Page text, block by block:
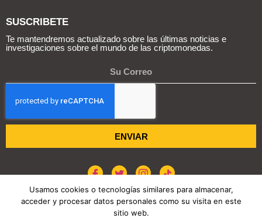
SUSCRIBETE
Te mantendremos actualizado sobre las últimas noticias e
investigaciones sobre el mundo de las criptomonedas.
ENVIAR
POLÍTICA DE COOKIES
Usamos cookies o tecnologías similares para almacenar,
acceder y procesar datos personales como su visita en este
sitio web.